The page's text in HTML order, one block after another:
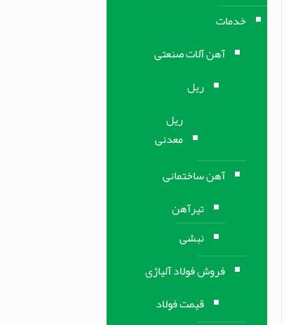
خدمات
آهن آلات صنعتی
ریل
ریل
معدنی
آهن ساختمانی
تیرآهن
نبشی
فروش فولاد آلیاژی
قیمت فولاد